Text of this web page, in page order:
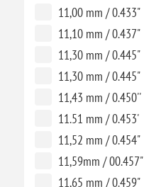
11,00 mm / 0.433"
11,10 mm / 0.437"
11,30 mm / 0.445"
11,30 mm / 0.445"
11,43 mm / 0.450''
11.51 mm / 0.453'
11,52 mm / 0.454"
11,59mm / 00.457"
11,65 mm / 0.459"